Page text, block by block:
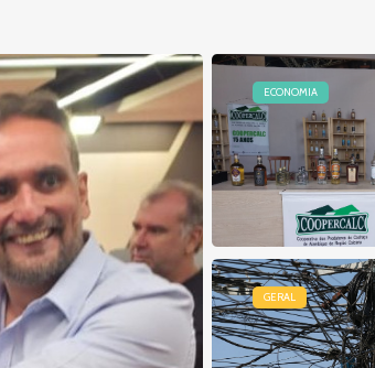
ECONOMIA
GERAL